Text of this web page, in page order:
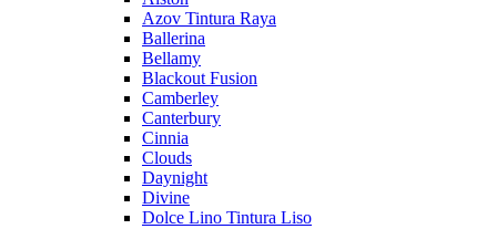
Azov Tintura Raya
Ballerina
Bellamy
Blackout Fusion
Camberley
Canterbury
Cinnia
Clouds
Daynight
Divine
Dolce Lino Tintura Liso